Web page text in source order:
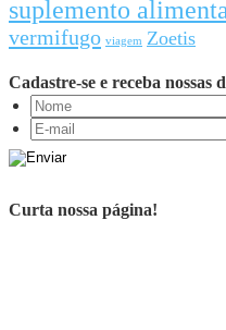
suplemento
vermifugo viagem Zoetis
Cadastre-se e receba nossas
Curta nossa página!